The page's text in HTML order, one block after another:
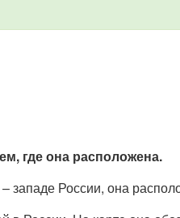
где она расположена.
западе России, она